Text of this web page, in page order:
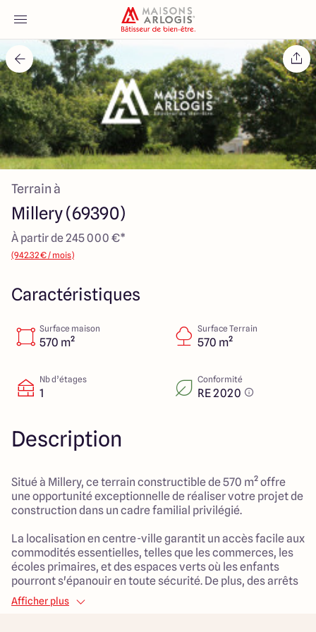
Accueil
Nos maisons
Nos annonces
Votre projet
Qui sommes-nous
Maisons ARLOGIS Lyon Est
151 route de Grenoble
69800 Saint Priest
4.9
Terrain à
Millery (69390)
À partir de 245 000 €*
(942.32 € / mois)
Caractéristiques
Surface maison
570 m²
Surface Terrain
570 m²
Nb d’étages
1
Conformité
RE 2020
Description
Situé à Millery, ce terrain constructible de 570 m² offre
une opportunité exceptionnelle de réaliser votre projet de
construction dans un cadre familial privilégié.
La localisation en centre-ville garantit un accès facile aux
commodités essentielles, telles que les commerces, les
écoles primaires, et des espaces verts où les enfants
pourront s'épanouir en toute sécurité. De plus, des arrêts
de bus à proximité facilitent les déplacements quotidiens,
rendant ce terrain parfait pour les familles établies à la
Afficher plus